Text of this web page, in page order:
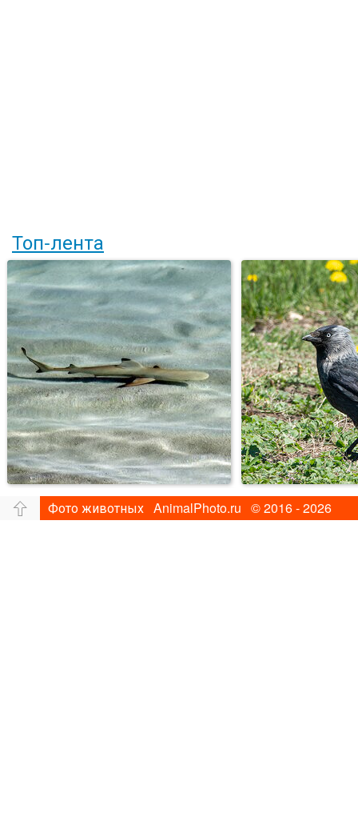
Топ-лента
Фото животных AnimalPhoto.ru © 2016 - 2026